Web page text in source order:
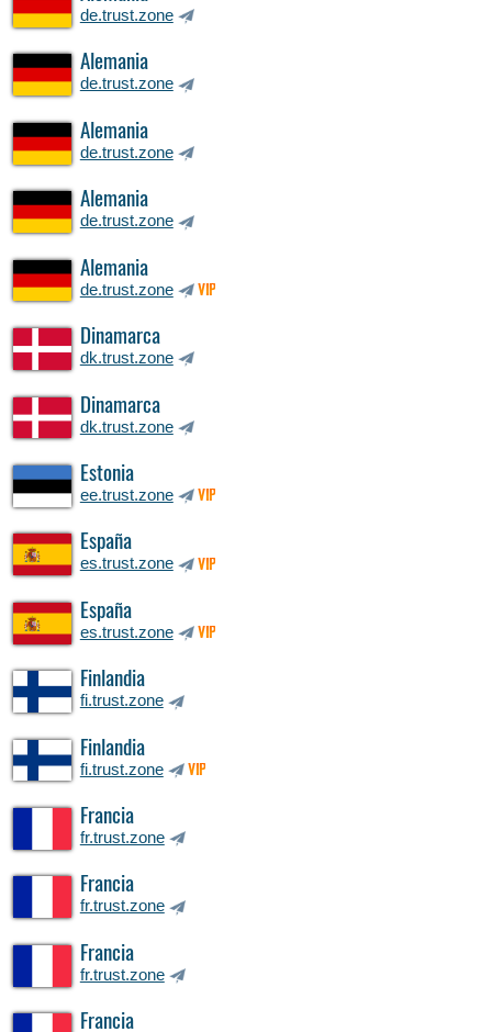
de.trust.zone
Alemania
de.trust.zone
Alemania
de.trust.zone
Alemania
de.trust.zone
Alemania
de.trust.zone VIP
Dinamarca
dk.trust.zone
Dinamarca
dk.trust.zone
Estonia
ee.trust.zone VIP
España
es.trust.zone VIP
España
es.trust.zone VIP
Finlandia
fi.trust.zone
Finlandia
fi.trust.zone VIP
Francia
fr.trust.zone
Francia
fr.trust.zone
Francia
fr.trust.zone
Francia